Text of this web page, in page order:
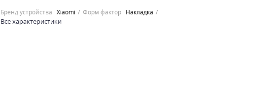
Бренд устройства Xiaomi Форм фактор Накладка
Все характеристики